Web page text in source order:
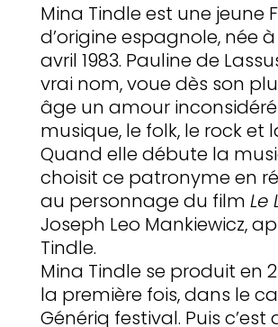
Mina Tindle est une jeune
d’origine espagnole, née
avril 1983. Pauline de
vrai nom, voue dès son
âge un amour
musique, le folk, le rock et
Quand elle débute la
choisit ce patronyme en
au personnage du film Le
Joseph Leo Mankiewicz,
Tindle.
Mina Tindle se produit en
la première fois, dans le
Génériq festival. Puis c’est